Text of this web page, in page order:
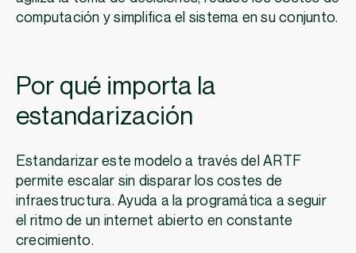
computación y simplifica el sistema en su conjunto.
Por qué importa la
estandarización
Estandarizar este modelo a través del ARTF
permite escalar sin disparar los costes de
infraestructura. Ayuda a la programática a seguir
el ritmo de un internet abierto en constante
crecimiento.